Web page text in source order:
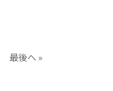
最後へ »